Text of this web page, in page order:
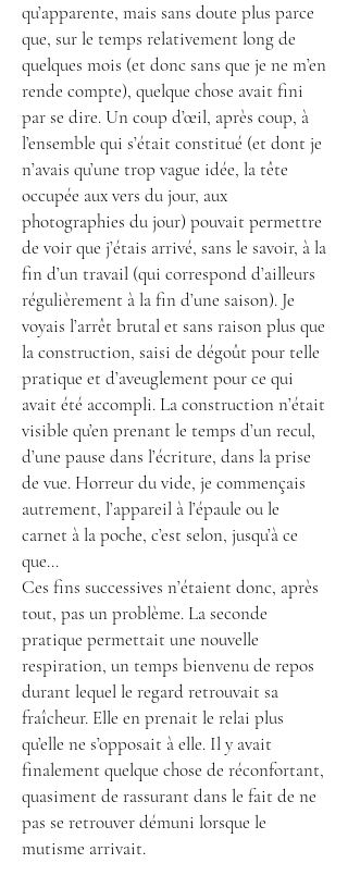
qu’apparente, mais sans doute plus parce
que, sur le temps relativement long de
quelques mois (et donc sans que je ne m’en
rende compte), quelque chose avait fini
par se dire. Un coup d’œil, après coup, à
l’ensemble qui s’était constitué (et dont je
n’avais qu’une trop vague idée, la tête
occupée aux vers du jour, aux
photographies du jour) pouvait permettre
de voir que j’étais arrivé, sans le savoir, à la
fin d’un travail (qui correspond d’ailleurs
régulièrement à la fin d’une saison). Je
voyais l’arrêt brutal et sans raison plus que
la construction, saisi de dégoût pour telle
pratique et d’aveuglement pour ce qui
avait été accompli. La construction n’était
visible qu’en prenant le temps d’un recul,
d’une pause dans l’écriture, dans la prise
de vue. Horreur du vide, je commençais
autrement, l’appareil à l’épaule ou le
carnet à la poche, c’est selon, jusqu’à ce
que…
Ces fins successives n’étaient donc, après
tout, pas un problème. La seconde
pratique permettait une nouvelle
respiration, un temps bienvenu de repos
durant lequel le regard retrouvait sa
fraîcheur. Elle en prenait le relai plus
qu’elle ne s’opposait à elle. Il y avait
finalement quelque chose de réconfortant,
quasiment de rassurant dans le fait de ne
pas se retrouver démuni lorsque le
mutisme arrivait.